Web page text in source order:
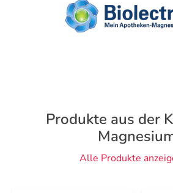
Produkte aus der
Alle Produkte